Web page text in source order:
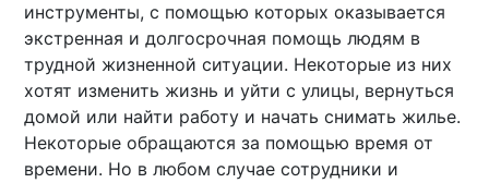
инструменты, с помощью которых оказывается
экстренная и долгосрочная помощь людям в
трудной жизненной ситуации. Некоторые из них
хотят изменить жизнь и уйти с улицы, вернуться
домой или найти работу и начать снимать жилье.
Некоторые обращаются за помощью время от
времени. Но в любом случае сотрудники и